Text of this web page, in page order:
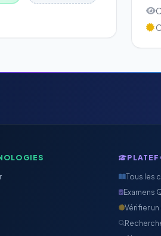
Tous les
Examens
Vérifier